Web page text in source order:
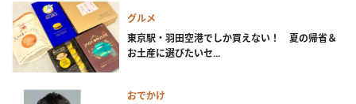
グルメ
東京駅・羽田空港でしか買えない！ 夏の帰省＆
お土産に選びたいセ...
おでかけ